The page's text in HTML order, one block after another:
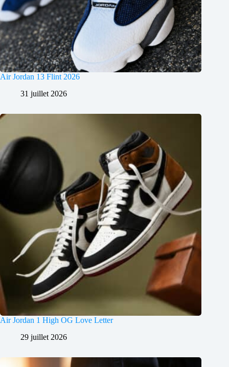
Air Jordan 13 Flint 2026
31 juillet 2026
Air Jordan 1 High OG Love Letter
29 juillet 2026